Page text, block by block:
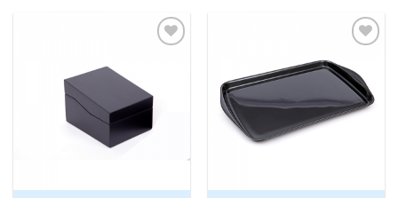
Wishlist
Add to
Wishlist